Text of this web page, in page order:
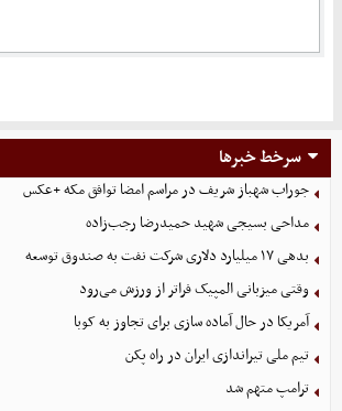
سرخط خبرها
جوراب‌ شهباز شریف در مراسم امضا توافق‌ مکه +عکس
مداحی بسیجی شهید حمیدرضا رجب‌زاده
بدهی ١٧ میلیارد دلاری شرکت نفت به صندوق توسعه
وقتی میزبانی المپیک فراتر از ورزش می‌رود
آمریکا در حال آماده سازی برای تجاوز به کوبا
تیم ملی تیراندازی ایران در راه پکن
ترامپ متهم شد